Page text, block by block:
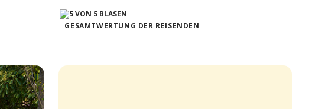
GESAMTWERTUNG DER REISENDEN